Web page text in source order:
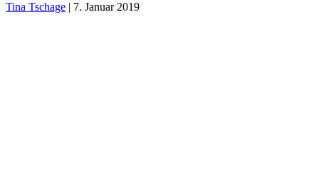
Tina Tschage | 7. Januar 2019